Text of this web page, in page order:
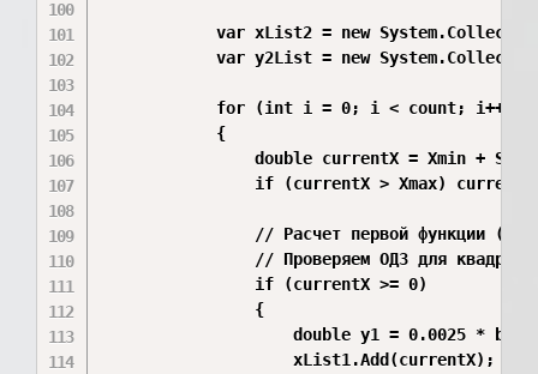
var xList2 = new
var y2List = new
            for (int i = 0; i < count; i++)
            {
double currentX = Xmin + Step
if (currentX > Xmax) currentX
// Расчет первой функции
// Проверяем ОДЗ для
                if (currentX >= 0)
                {
double y1 = 0.0025 * b *
                    xList1.Add(currentX);